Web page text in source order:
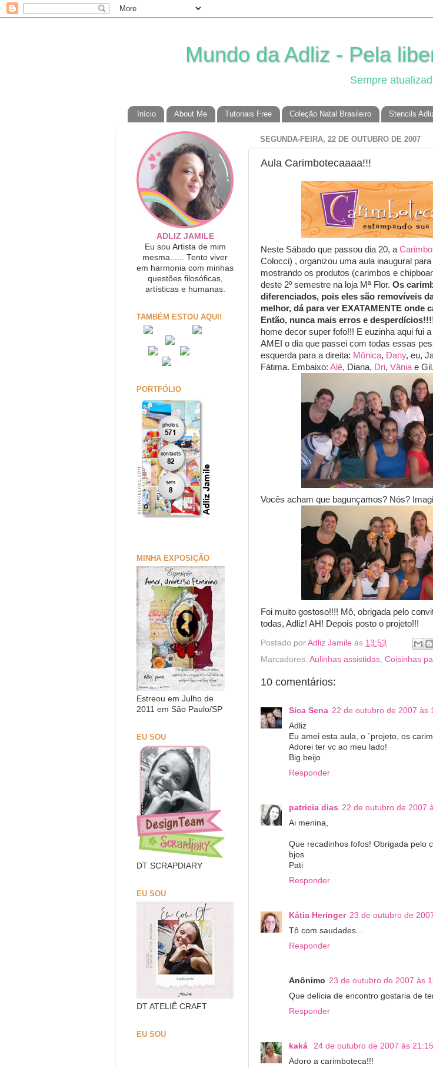
Mundo da Adliz - Pela
Sempre
Início About Me Tutoriais Free Coleção Natal Brasileiro Stencils
SEGUNDA-FEIRA, 22 DE OUTUBRO DE 2007
Aula Carimbotecaaaa!!!
Neste Sábado que passou dia 20, a
Colocci) , organizou uma aula inaugural
mostrando os produtos (carimbos e
deste 2º semestre na loja Mª Flor. Os
diferenciados, pois eles são removíveis
melhor, dá para ver EXATAMENTE onde
Então, nunca mais erros e
home decor super fofo!!! E euzinha aqui fui
AMEI o dia que passei com todas essas
esquerda para a direita: Mônica, Dany, eu,
Fátima. Embaixo: Alê, Diana, Dri, Vânia e
Vocês acham que bagunçamos? Nós?
Foi muito gostoso!!!! Mô, obrigada pelo
todas, Adliz! AH! Depois posto o projeto!!!
Postado por Adliz Jamile às 13:53
Marcadores: Aulinhas assistidas Coisinhas
10 comentários:
Sica Sena 22 de outubro de 2007 às
Adliz
Eu amei esta aula, o ´projeto, os
Adorei ter vc ao meu lado!
Big beijo
Responder
patricia dias 22 de outubro de 2007
Ai menina,
Que recadinhos fofos! Obrigada pelo
bjos
Pati
Responder
Kátia Heringer 23 de outubro de
Tô com saudades...
Responder
Anônimo 23 de outubro de 2007 às
Que delícia de encontro gostaria de
Responder
kaká
24 de outubro de 2007 às 21:15
Adoro a carimboteca!!!
ADLIZ JAMILE
Eu sou Artista de mim
mesma...... Tento viver
em harmonia com minhas
questões filosóficas,
artísticas e humanas.
TAMBÉM ESTOU AQUI!
PORTFÓLIO
MINHA EXPOSIÇÃO
Estreou em Julho de
2011 em São Paulo/SP
EU SOU
DT SCRAPDIARY
EU SOU
DT ATELIÊ CRAFT
EU SOU